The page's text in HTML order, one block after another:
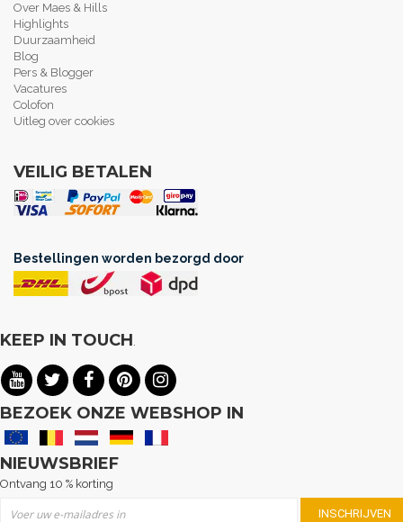
Over Maes & Hills
Highlights
Duurzaamheid
Blog
Pers & Blogger
Vacatures
Colofon
Uitleg over cookies
VEILIG BETALEN
Bestellingen worden bezorgd door
KEEP IN TOUCH.
BEZOEK ONZE WEBSHOP IN
NIEUWSBRIEF
Ontvang 10 % korting
INSCHRIJVEN